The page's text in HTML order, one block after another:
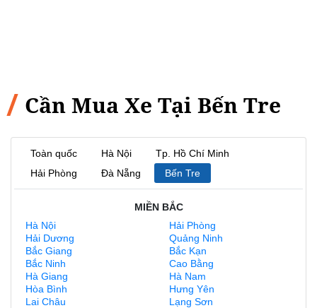
Cần Mua Xe Tại Bến Tre
Toàn quốc Hà Nội
Tp. Hồ Chí Minh
Hải Phòng
Đà Nẵng Bến Tre
MIỀN BẮC
Hà Nội
Hải Phòng
Hải Dương
Quảng Ninh
Bắc Giang
Bắc Kạn
Bắc Ninh
Cao Bằng
Hà Giang
Hà Nam
Hòa Bình
Hưng Yên
Lai Châu
Lạng Sơn